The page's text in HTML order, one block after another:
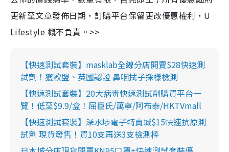
更新至文章發佈日期，訂購平台保留更改優惠權利，U
Lifestyle 概不負責。>>
【快速測試套裝】masklab全線分店開賣$28快速測
試劑！獲歐盟、英國認證 鼻咽拭子採樣檢測
【快速測試套裝】20大病毒快速測試劑購買平台一
覽！低至$9.9/盒！屈臣氏/萬寧/阿布泰/HKTVmall
【快速測試套裝】深水埗電子特賣城$15快速抗原測
試劑 現貨發售！買10支再送3支檢測棒